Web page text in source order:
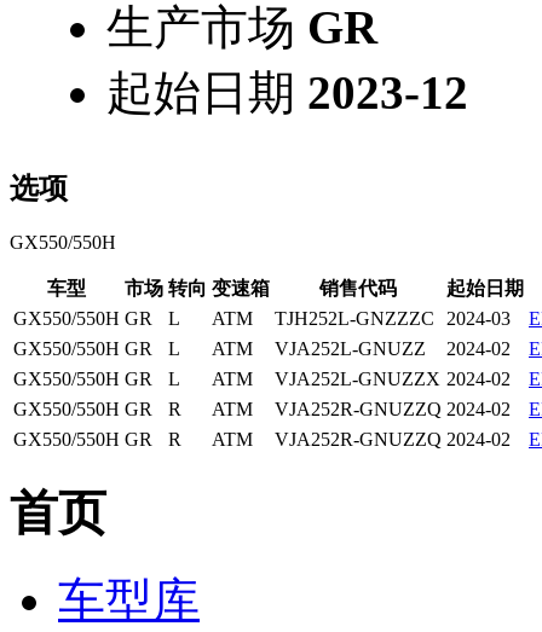
生产市场 GR
起始日期 2023-12
选项
GX550/550H
车型 市场 转向 变速箱 销售代码
起始日期
GX550/550H GR L ATM TJH252L-GNZZZC 2024-03
GX550/550H GR L ATM VJA252L-GNUZZ 2024-02
GX550/550H GR L ATM VJA252L-GNUZZX 2024-02
GX550/550H GR R ATM VJA252R-GNUZZQ 2024-02
GX550/550H GR R ATM VJA252R-GNUZZQ 2024-02
首页
车型库